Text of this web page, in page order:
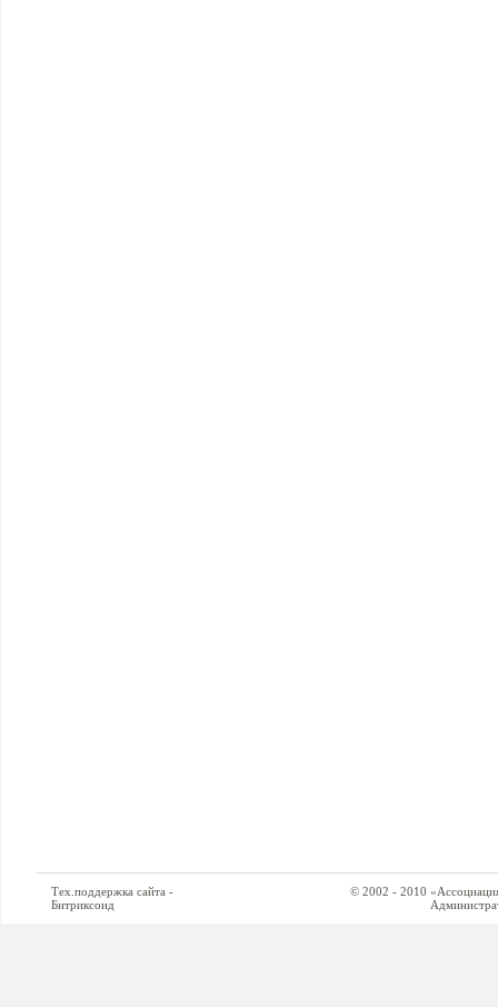
Тех.поддержка сайта -
Битриксоид
© 2002 - 2010 «Ассоциация